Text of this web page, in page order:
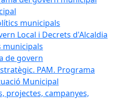
municipals
Local i Decrets d'Alcaldia
municipals
de govern
PAM. Programa
Municipal
projectes, campanyes,